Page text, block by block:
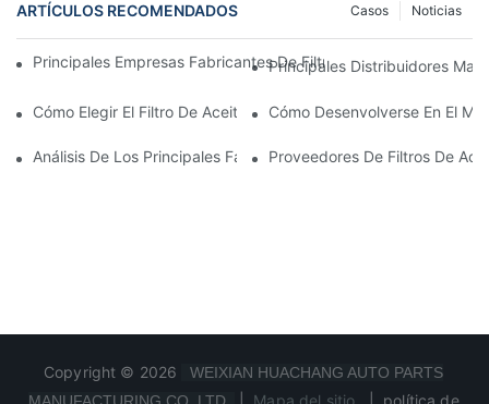
ARTÍCULOS RECOMENDADOS Noticias
Casos
Principales Empresas Fabricantes De Filtros De Aceite: Una
Principales Distribuidores
Cómo Elegir El Filtro De Aceite Adecuado Para Su Modelo De
Cómo Desenvolverse En El
Análisis De Los Principales Fabricantes De Filtros De Aceite Y
Proveedores De Filtros De
Copyright © 2026
WEIXIAN HUACHANG AUTO PARTS
Mapa del sitio política de